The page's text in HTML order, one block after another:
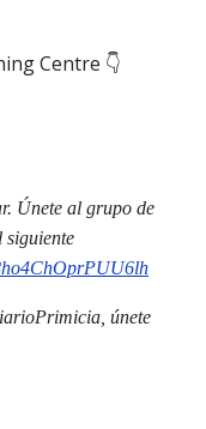
Centre 👇
Únete al grupo de
siguiente
únete